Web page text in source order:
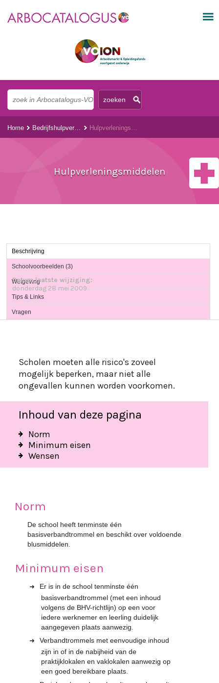
Home Bedrijfshulpverlening Hulpverleningsmiddelen
Hulpverleningsmiddelen
Beschrijving
Schoolvoorbeelden (3)
Wetgeving
Tips & Links
Vragen
Scholen moeten alle risico's zoveel
mogelijk beperken, maar niet alle
Inhoud van deze pagina
Norm
Minimum eisen
Wensen
Norm
De school heeft tenminste één
basisverbandtrommel en beschikt over voldoende
blusmiddelen.
Minimum eisen
Er is in de school tenminste één
basisverbandtrommel (met een inhoud
volgens de BHV-richtlijn) op een voor
iedere werknemer en leerling duidelijk
aangegeven plaats aanwezig.
Verbandtrommels met eenvoudige inhoud
zijn in of in de nabijheid van de
praktijklokalen en vaklokalen aanwezig op
een goed bereikbare plaats.
Datum laatste wijziging:
donderdag 28 mei 2009